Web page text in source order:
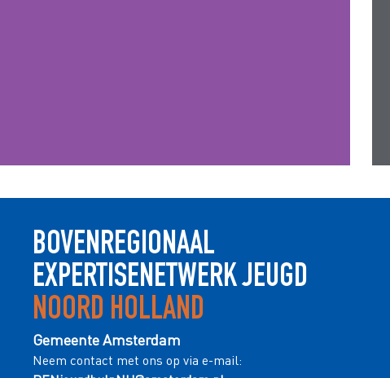
BOVENREGIONAAL
EXPERTISENETWERK JEUGD
NOORD HOLLAND
Gemeente Amsterdam
Neem contact met ons op via e-mail: